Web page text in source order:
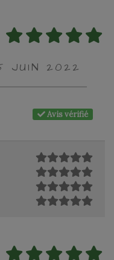
JUIN 2022
Avis vérifié